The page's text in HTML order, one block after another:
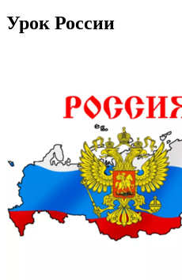
Урок России